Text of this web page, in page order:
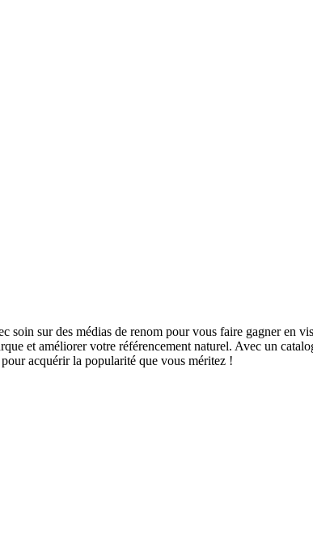
sur des médias de renom pour vous faire gagner en
et améliorer votre référencement naturel. Avec un
acquérir la popularité que vous méritez !